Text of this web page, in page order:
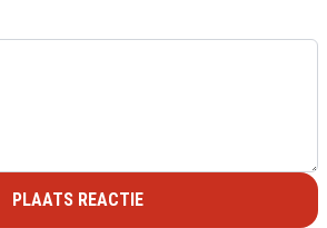
PLAATS REACTIE